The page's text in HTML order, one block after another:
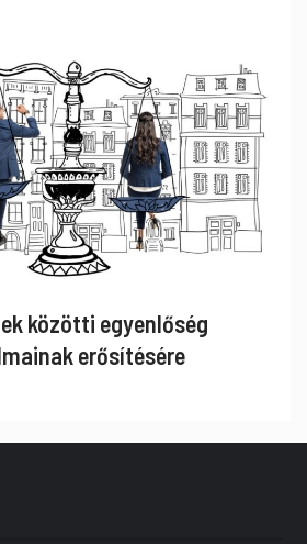
közötti egyenlőség
erősítésére